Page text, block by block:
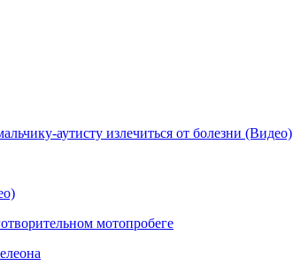
аутисту излечиться от болезни (Видео)
мотопробеге